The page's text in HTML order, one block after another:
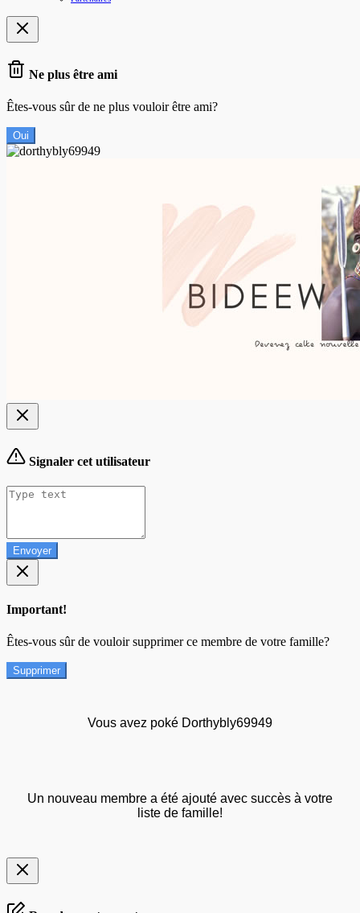
Ne plus être ami
Êtes-vous sûr de ne plus vouloir être ami?
Oui
Signaler cet utilisateur
Envoyer
Important!
Êtes-vous sûr de vouloir supprimer ce membre de votre famille?
Supprimer
Vous avez poké Dorthybly69949
Un nouveau membre a été ajouté avec succès à votre
liste de famille!